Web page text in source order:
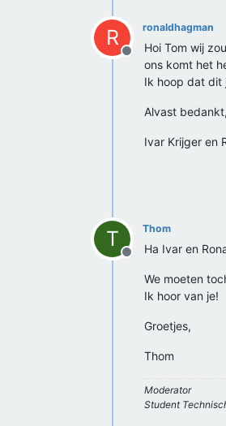
R
Offline
ronaldhagman
Hoi Tom wij
ons komt het
Ik hoop dat dit
Alvast bedankt,
Ivar Krijger en
T
Offline
Thom
Ha Ivar en
We moeten
Ik hoor van je!
Groetjes,
Thom
Moderator
Student